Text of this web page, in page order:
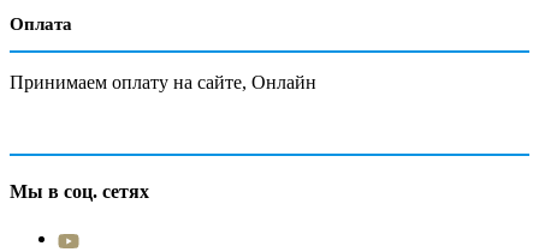
Оплата
Принимаем оплату на сайте, Онлайн
Мы в соц. сетях